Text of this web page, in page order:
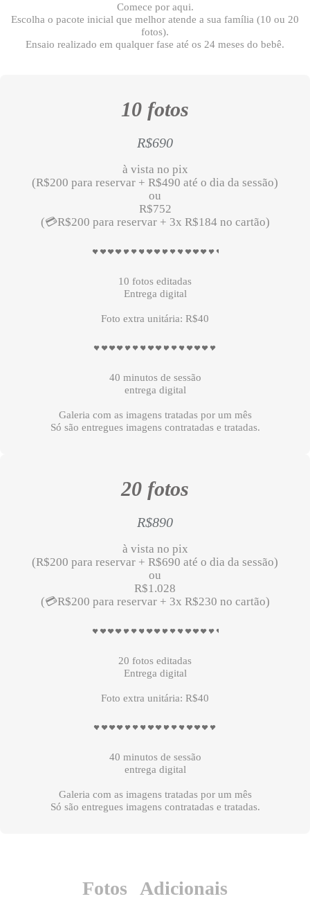
Comece por aqui.
Escolha o pacote inicial que melhor atende a sua família (10 ou 20
fotos).
Ensaio realizado em qualquer fase até os 24 meses do bebê.
10 fotos
R$690
à vista no pix
(R$200 para reservar + R$490 até o dia da sessão)
ou
R$752
(💳R$200 para reservar + 3x R$184 no cartão)
10 fotos editadas
Entrega digital
Foto extra unitária: R$40
40 minutos de sessão
entrega digital
Galeria com as imagens tratadas por um mês
Só são entregues imagens contratadas e tratadas.
20 fotos
R$890
à vista no pix
(R$200 para reservar + R$690 até o dia da sessão)
ou
R$1.028
(💳R$200 para reservar + 3x R$230 no cartão)
20 fotos editadas
Entrega digital
Foto extra unitária: R$40
40 minutos de sessão
entrega digital
Galeria com as imagens tratadas por um mês
Só são entregues imagens contratadas e tratadas.
Fotos Adicionais